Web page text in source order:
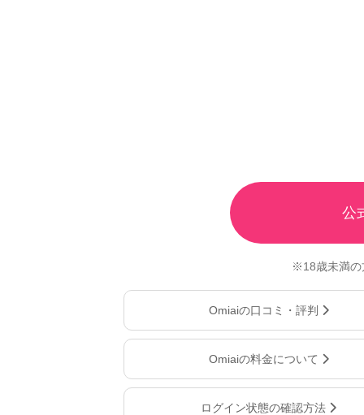
公
※18歳未満の
Omiaiの口コミ・評判
Omiaiの料金について
ログイン状態の確認方法